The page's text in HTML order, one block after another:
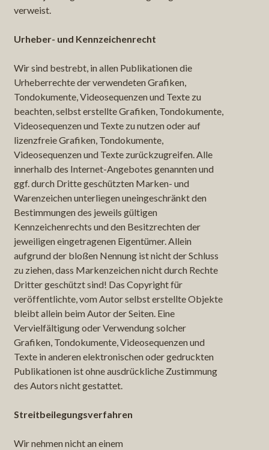
verweist.
Urheber- und Kennzeichenrecht
Wir sind bestrebt, in allen Publikationen die
Urheberrechte der verwendeten Grafiken,
Tondokumente, Videosequenzen und Texte zu
beachten, selbst erstellte Grafiken, Tondokumente,
Videosequenzen und Texte zu nutzen oder auf
lizenzfreie Grafiken, Tondokumente,
Videosequenzen und Texte zurückzugreifen. Alle
innerhalb des Internet-Angebotes genannten und
ggf. durch Dritte geschützten Marken- und
Warenzeichen unterliegen uneingeschränkt den
Bestimmungen des jeweils gültigen
Kennzeichenrechts und den Besitzrechten der
jeweiligen eingetragenen Eigentümer. Allein
aufgrund der bloßen Nennung ist nicht der Schluss
zu ziehen, dass Markenzeichen nicht durch Rechte
Dritter geschützt sind! Das Copyright für
veröffentlichte, vom Autor selbst erstellte Objekte
bleibt allein beim Autor der Seiten. Eine
Vervielfältigung oder Verwendung solcher
Grafiken, Tondokumente, Videosequenzen und
Texte in anderen elektronischen oder gedruckten
Publikationen ist ohne ausdrückliche Zustimmung
des Autors nicht gestattet.
Streitbeilegungsverfahren
Wir nehmen nicht an einem